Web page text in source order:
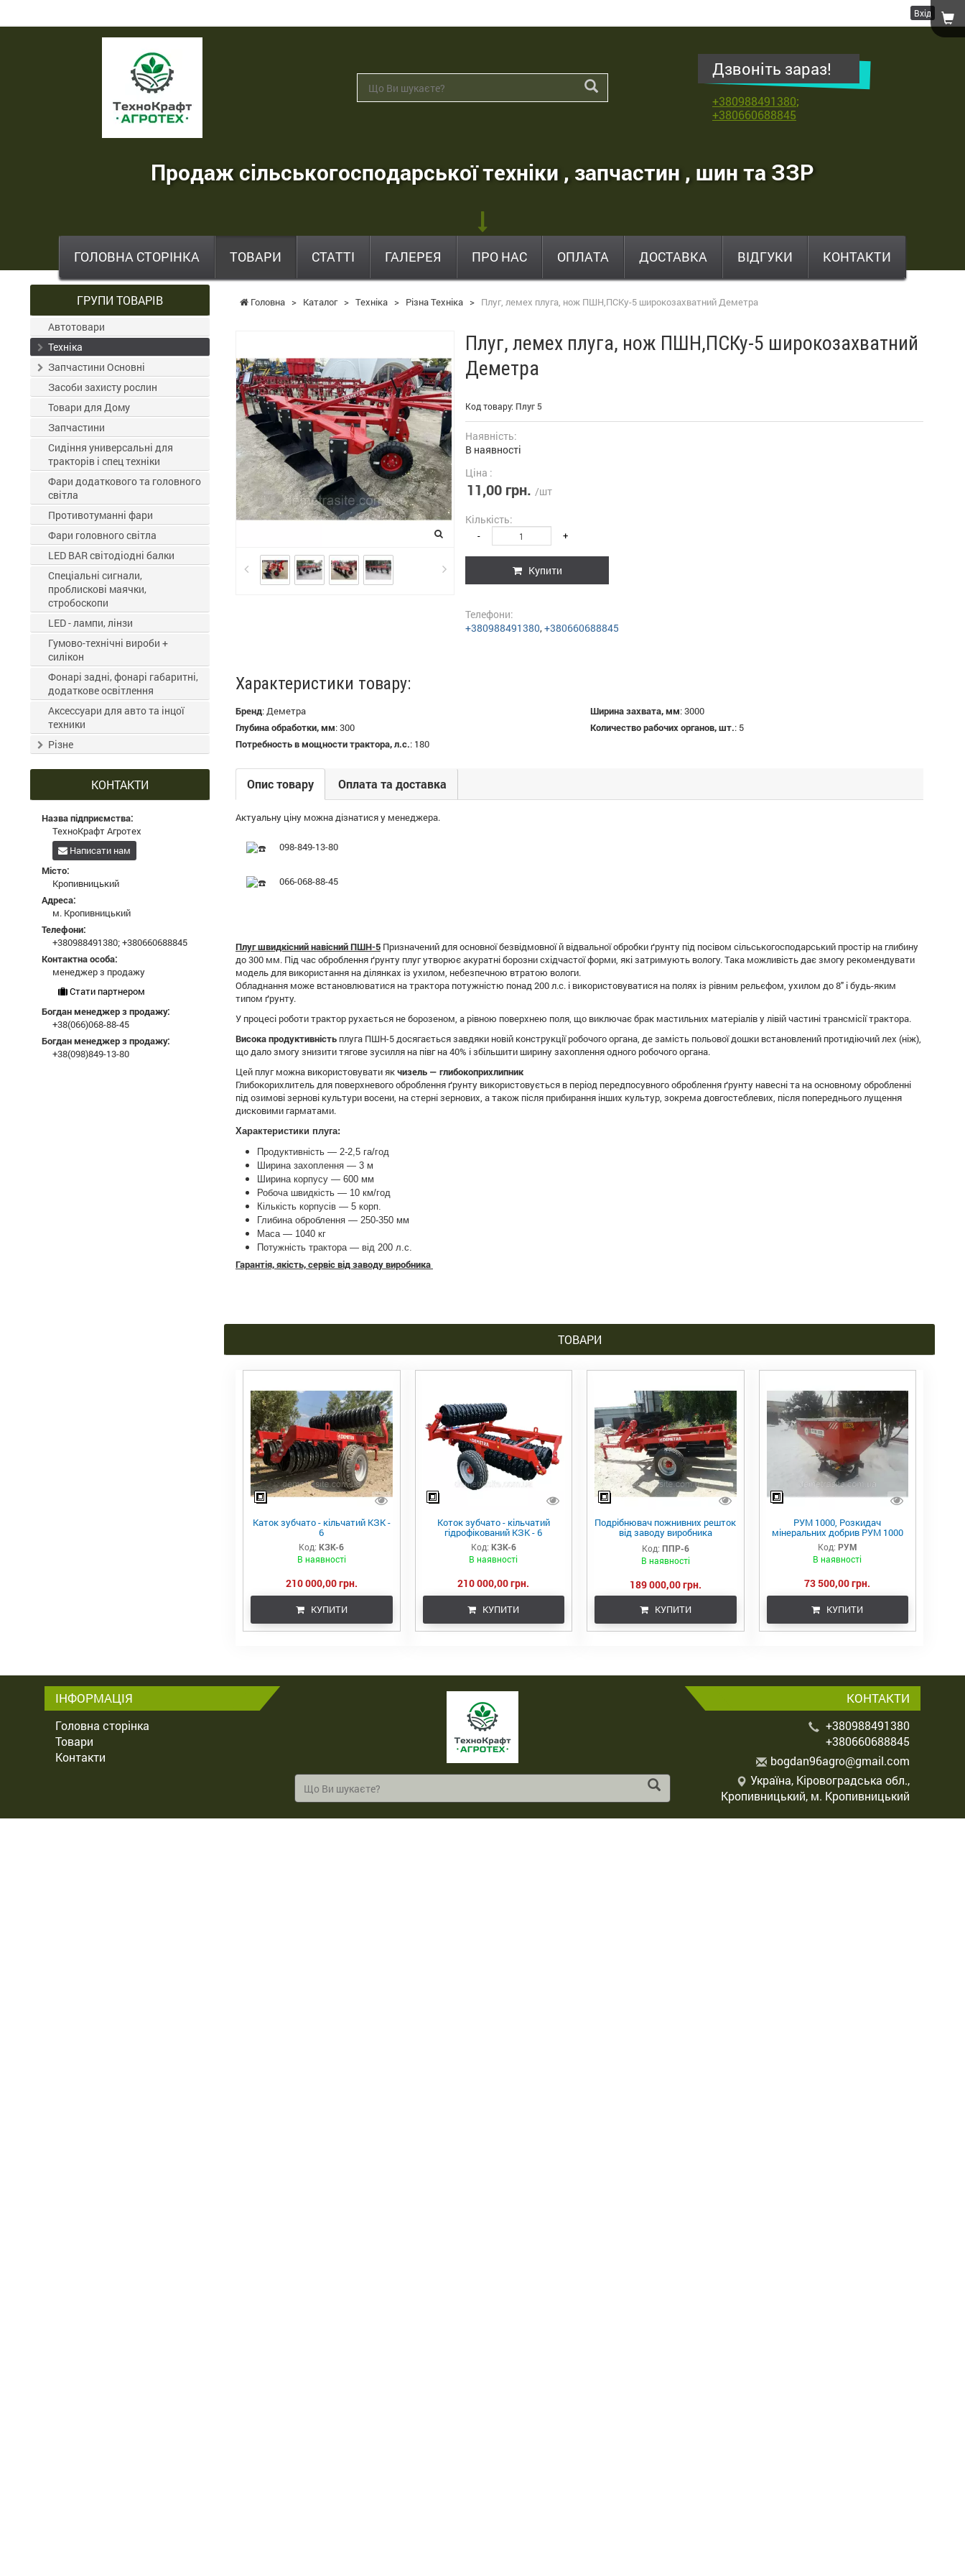
Вхід
ТехноКрафт
Агротех
продаж
,
шин
та
ЗЗР
Дзвоніть зараз!
+380988491380;
+380660688845
Продаж сільськогосподарської техніки , запчастин , шин та ЗЗР
ГОЛОВНА СТОРІНКА ТОВАРИ СТАТТІ ГАЛЕРЕЯ ПРО НАС ОПЛАТА ДОСТАВКА ВІДГУКИ КОНТАКТИ
Головна > Каталог > Техніка > Різна Техніка > Плуг, лемех плуга, нож ПШН,ПСКу-5 широкозахватний Деметра
Плуг, лемех плуга, нож ПШН,ПСКу-5 широкозахватний
Деметра
Код товару: Плуг 5
Наявність:
В наявності
Ціна :
11,00 грн. /шт
Кількість:
- +
Купити
Телефони:
+380988491380,+380660688845
Характеристики товару:
Бренд:Деметра Ширина захвата, мм:3000
Глубина обработки, мм:300 Количество рабочих органов, шт.: 5
Потребность в мощности трактора, л.с.: 180
Опис товару Оплата та доставка
Актуальну ціну можна дізнатися у менеджера.
098-849-13-80
066-068-88-45
Плуг швидкісний навісний ПШН-5 Призначений для основної безвідмовної й відвальної обробки ґрунту під посівом сільськогосподарський простір на глибину
до 300 мм. Під час оброблення ґрунту плуг утворює акуратні борозни східчастої форми, які затримують вологу. Така можливість дає змогу рекомендувати
модель для використання на ділянках із ухилом, небезпечною втратою вологи.
Обладнання може встановлюватися на трактора потужністю понад 200 л.с. і використовуватися на полях із рівним рельєфом, ухилом до 8" і будь-яким
типом ґрунту.
У процесі роботи трактор рухається не борозеном, а рівною поверхнею поля, що виключає брак мастильних матеріалів у лівій частині трансмісії трактора.
Висока продуктивність плуга ПШН-5 досягається завдяки новій конструкції робочого органа, де замість польової дошки встановлений протидіючий лех (ніж),
що дало змогу знизити тягове зусилля на півг на 40% і збільшити ширину захоплення одного робочого органа.
Цей плуг можна використовувати якчизель — глибокоприхлипник
Глибокорихлитель для поверхневого оброблення ґрунту використовується в період передпосувного оброблення ґрунту навесні та на основному обробленні
під озимові зернові культури восени, на стерні зернових, а також після прибирання інших культур, зокрема довгостеблевих, після попереднього лущення
дисковими гарматами.
Характеристики плуга:
Продуктивність — 2-2,5 га/год
Ширина захоплення — 3 м
Ширина корпусу — 600 мм
Робоча швидкість — 10 км/год
Кількість корпусів — 5 корп.
Глибина оброблення — 250-350 мм
Маса — 1040 кг
Потужність трактора — від 200 л.с.
Гарантія, якість, сервіс від заводу виробника
ТОВАРИ
Каток зубчато - кільчатий КЗК -
6
Код: КЗК-6
В наявності
210 000,00 грн.
КУПИТИ
Коток зубчато - кільчатий
гідрофікований КЗК - 6
Код: КЗК-6
В наявності
210 000,00 грн.
КУПИТИ
Подрібнювач пожнивних решток
від заводу виробника
"DEMETRA" з різними видами
катків
Код: ППР-6
В наявності
189 000,00 грн.
КУПИТИ
РУМ 1000, Розкидач
мінеральних добрив РУМ 1000
Код: РУМ
В наявності
73 500,00 грн.
КУПИТИ
ГРУПИ ТОВАРІВ
Автотовари
Техніка
Запчастини Основні
Засоби захисту рослин
Товари для Дому
Запчастини
Сидіння универсальні для
тракторів і спец техніки
Фари додаткового та головного
світла
Противотуманні фари
Фари головного світла
LED BAR світодіодні балки
Спеціальні сигнали,
проблискові маячки,
стробоскопи
LED - лампи, лінзи
Гумово-технічні вироби +
силікон
Фонарі задні, фонарі габаритні,
додаткове освітлення
Аксессуари для авто та інцої
техники
Різне
КОНТАКТИ
Назва підприємства:
ТехноКрафт Агротех
Написати нам
Місто:
Кропивницький
Адреса:
м. Кропивницький
Телефони:
+380988491380;+380660688845
Контактна особа:
менеджер з продажу
Стати партнером
Богдан менеджер з продажу:
+38(066)068-88-45
Богдан менеджер з продажу:
+38(098)849-13-80
ІНФОРМАЦІЯ
Головна сторінка
Товари
Контакти
КОНТАКТИ
+380988491380
+380660688845
bogdan96agro@gmail.com
Україна, Кіровоградська обл.,
Кропивницький, м. Кропивницький